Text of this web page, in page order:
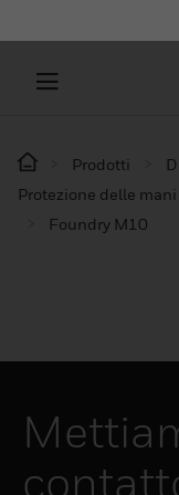
Prodotti
Protezione delle mani
Foundry M10